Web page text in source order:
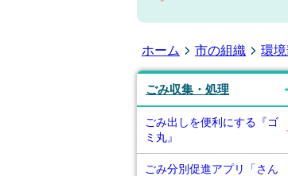
ホーム 市の組織 環
ごみ収集・処理
ごみ出しを便利にする『ゴ
ミ丸』
ごみ分別促進アプリ「さん